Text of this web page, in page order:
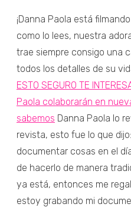
¡Danna Paola está
como lo lees, nuestra
trae siempre consigo una
todos los detalles de su
ESTO SEGURO TE
Paola colaborarán en
sabemos Danna Paola lo
revista, esto fue lo que
documentar cosas en el
de hacerlo de manera
ya está, entonces me
estoy grabando mi